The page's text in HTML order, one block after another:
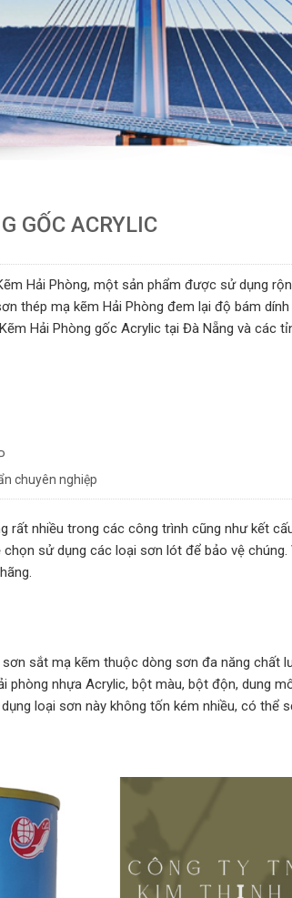
GỐC ACRYLIC
Hải Phòng, một sản phẩm được sử dụng
thép mạ kẽm Hải Phòng đem lại độ bám
Hải Phòng gốc Acrylic tại Đà Nẵng và các
chuyên nghiệp
rất nhiều trong các công trình cũng như kết
sử dụng các loại sơn lót để bảo vệ chúng.
sắt mạ kẽm thuộc dòng sơn đa năng chất
phòng nhựa Acrylic, bột màu, bột độn, dung
loại sơn này không tốn kém nhiều, có thể